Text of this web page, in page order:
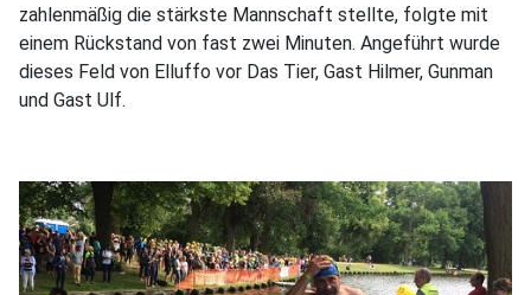
zahlenmäßig die stärkste Mannschaft stellte, folgte mit
einem Rückstand von fast zwei Minuten. Angeführt wurde
dieses Feld von Elluffo vor Das Tier, Gast Hilmer, Gunman
und Gast Ulf.